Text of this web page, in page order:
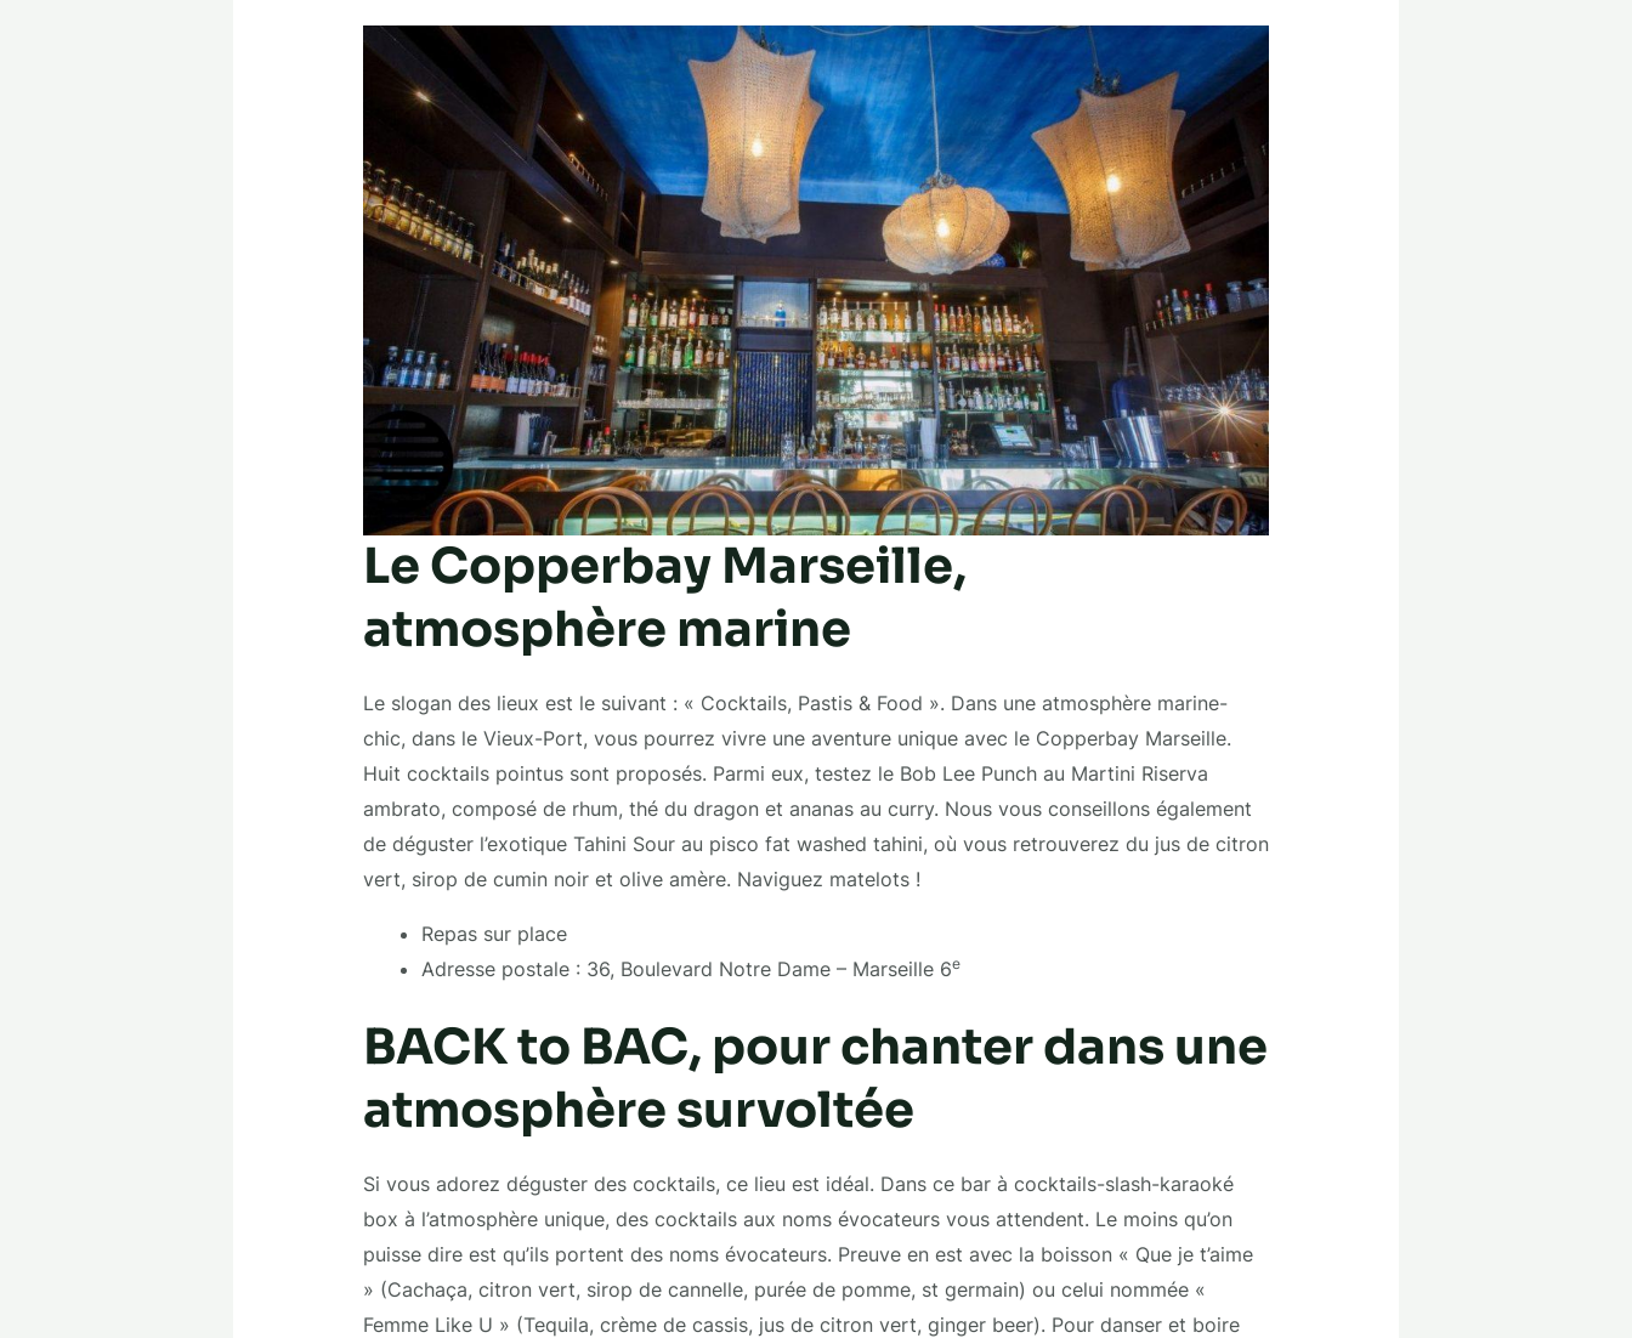
Le Copperbay Marseille,
atmosphère marine
Le slogan des lieux est le suivant : « Cocktails, Pastis & Food ». Dans une atmosphère marine-
chic, dans le Vieux-Port, vous pourrez vivre une aventure unique avec le Copperbay Marseille.
Huit cocktails pointus sont proposés. Parmi eux, testez le Bob Lee Punch au Martini Riserva
ambrato, composé de rhum, thé du dragon et ananas au curry. Nous vous conseillons également
de déguster l’exotique Tahini Sour au pisco fat washed tahini, où vous retrouverez du jus de citron
vert, sirop de cumin noir et olive amère. Naviguez matelots !
Repas sur place
Adresse postale : 36, Boulevard Notre Dame – Marseille 6e
BACK to BAC, pour chanter dans une
atmosphère survoltée
Si vous adorez déguster des cocktails, ce lieu est idéal. Dans ce bar à cocktails-slash-karaoké
box à l’atmosphère unique, des cocktails aux noms évocateurs vous attendent. Le moins qu’on
puisse dire est qu’ils portent des noms évocateurs. Preuve en est avec la boisson « Que je t’aime
» (Cachaça, citron vert, sirop de cannelle, purée de pomme, st germain) ou celui nommée «
Femme Like U » (Tequila, crème de cassis, jus de citron vert, ginger beer). Pour danser et boire